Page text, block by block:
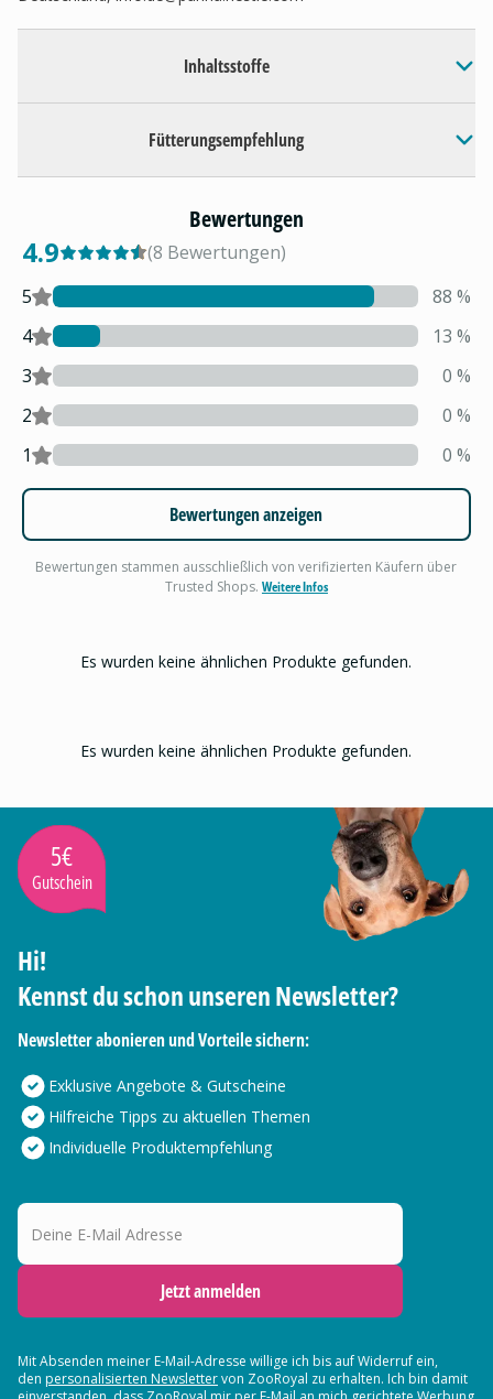
Inhaltsstoffe
Fütterungsempfehlung
Bewertungen
4.9 (8 Bewertungen)
5
88 %
4
13 %
3
0 %
2
0 %
1
0 %
Bewertungen anzeigen
Bewertungen stammen ausschließlich von verifizierten Käufern über
Trusted Shops. Weitere Infos
Es wurden keine ähnlichen Produkte gefunden.
Es wurden keine ähnlichen Produkte gefunden.
5€
Gutschein
Hi!
Kennst du schon unseren Newsletter?
Newsletter abonieren und Vorteile sichern:
Exklusive Angebote & Gutscheine
Hilfreiche Tipps zu aktuellen Themen
Individuelle Produktempfehlung
Deine E-Mail Adresse
Jetzt anmelden
Mit Absenden meiner E-Mail-Adresse willige ich bis auf Widerruf ein,
den personalisierten Newslettervon ZooRoyal zu erhalten. Ich bin damit